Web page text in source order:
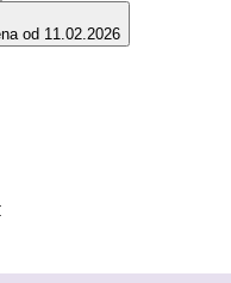
od 11.02.2026